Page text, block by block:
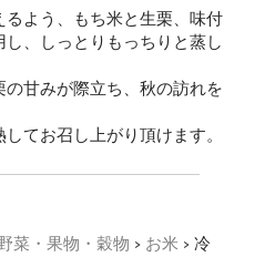
よう、もち米と生栗、味付
、しっとりもっちりと蒸し
甘みが際立ち、秋の訪れを
てお召し上がり頂けます。
菜・果物・穀物 > お米 > 冷